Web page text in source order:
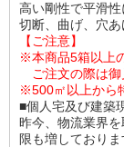
高い剛性で平滑性
切断、曲げ、穴あ
【ご注意】
※本商品5箱以上
ご注文の際は御
※500㎡以上から
■個人宅及び建築
昨今、物流業界
限も増しておりま